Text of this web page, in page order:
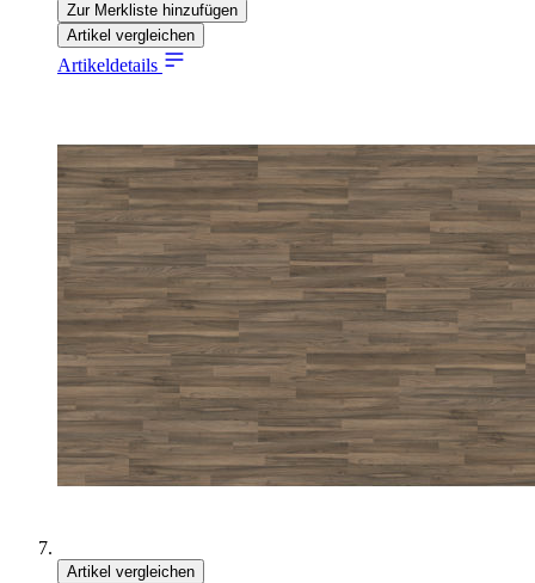
Zur Merkliste hinzufügen
Artikel vergleichen
Artikeldetails
Artikel vergleichen